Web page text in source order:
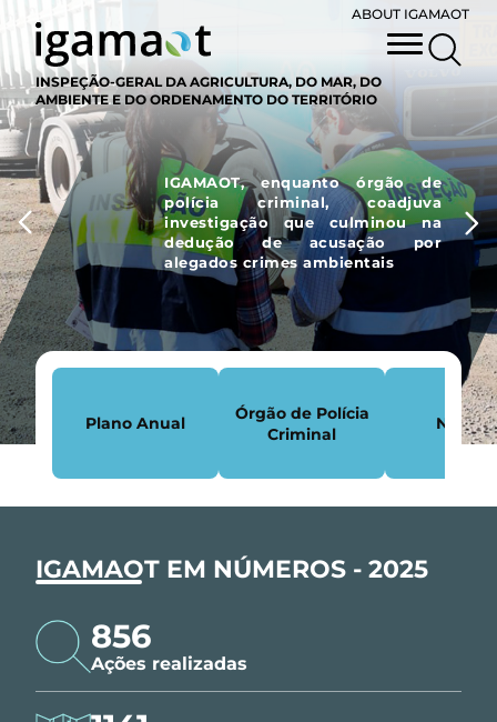
ABOUT IGAMAOT
INSPEÇÃO-GERAL DA AGRICULTURA, DO MAR, DO
AMBIENTE E DO ORDENAMENTO DO TERRITÓRIO
IGAMAOT, enquanto órgão de
polícia criminal, coadjuva
investigação que culminou na
dedução de acusação por
alegados crimes ambientais
Plano Anual
Órgão de Polícia
Criminal
IGAMAOT EM NÚMEROS - 2025
856
Ações realizadas